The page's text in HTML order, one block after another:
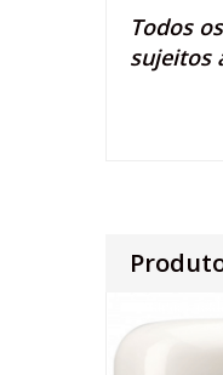
Todos
sujeitos